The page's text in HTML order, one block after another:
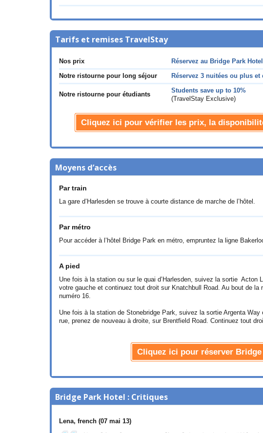
Tarifs et remises TravelStay
Nos prix Réservez au Bridge Park
Notre ristourne pour long séjour Réservez 3 nuitées ou plus et
Notre ristourne pour étudiants
Students save up to 10%
(TravelStay Exclusive)
Cliquez ici pour vérifier les prix, la
Moyens d’accès
Par train
La gare d’Harlesden se trouve à courte distance de marche de l’hôtel.
Par métro
Pour accéder à l’hôtel Bridge Park en métro, empruntez la ligne
A pied
Une fois à la station ou sur le quai d’Harlesden, suivez la sortie Acton
votre gauche et continuez tout droit sur Knatchbull Road. Au bout de
numéro 16.
Une fois à la station de Stonebridge Park, suivez la sortie Argenta
rue, prenez de nouveau à droite, sur Brentfield Road. Continuez tout
Cliquez ici pour réserver
Bridge Park Hotel : Critiques
Lena, french (07 mai 13)